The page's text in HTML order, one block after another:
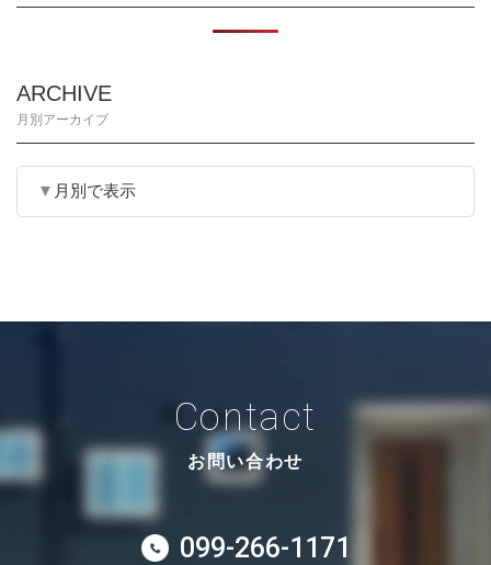
ARCHIVE
月別アーカイブ
月別で表示
Contact
お問い合わせ
099-266-1171